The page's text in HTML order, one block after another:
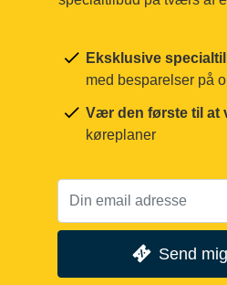
Eksklusive
med besparelser på
Vær den første til at
køreplaner
Send